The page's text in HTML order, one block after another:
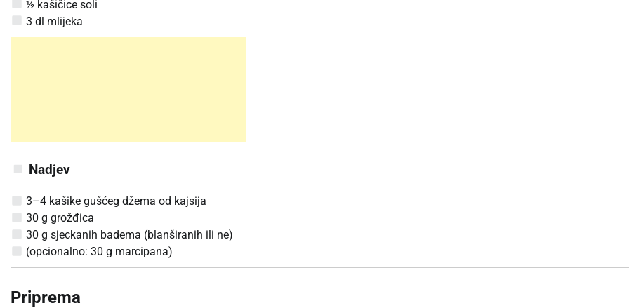
½ kašičice soli
3 dl mlijeka
Nadjev
3–4 kašike gušćeg džema od kajsija
30 g grožđica
30 g sjeckanih badema (blanširanih ili ne)
(opcionalno: 30 g marcipana)
Priprema